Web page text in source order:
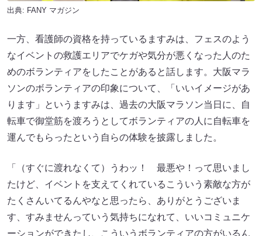
出典: FANY マガジン
一方、看護師の資格を持っているますみは、フェスのよう
なイベントの救護エリアでケガや気分が悪くなった人のた
めのボランティアをしたことがあると話します。大阪マラ
ソンのボランティアの印象について、「いいイメージがあ
ります」というますみは、過去の大阪マラソン当日に、自
転車で御堂筋を渡ろうとしてボランティアの人に自転車を
運んでもらったという自らの体験を披露しました。
「（すぐに渡れなくて）うわッ！ 最悪や！って思いまし
たけど、イベントを支えてくれているこういう素敵な方が
たくさんいてるんやなと思ったら、ありがとうございま
す、すみませんっていう気持ちになれて、いいコミュニケ
ーションができたし、こういうボランティアの方がいるん